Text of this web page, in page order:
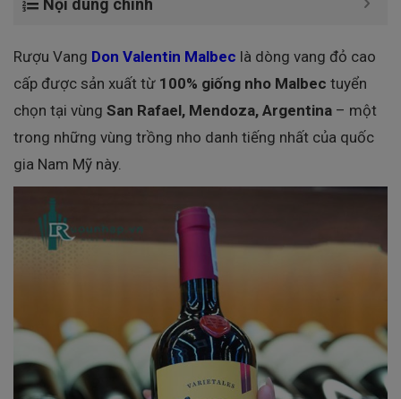
Nội dung chính
Rượu Vang Don Valentin Malbec là dòng vang đỏ cao
cấp được sản xuất từ 100% giống nho Malbec tuyển
chọn tại vùng San Rafael, Mendoza, Argentina – một
trong những vùng trồng nho danh tiếng nhất của quốc
gia Nam Mỹ này.